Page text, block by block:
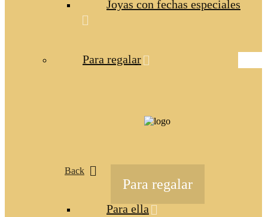
Joyas con fechas especiales
Para regalar
Back
Para regalar
Para ella